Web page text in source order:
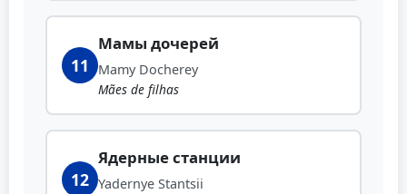
11
Мамы дочерей
Mamy Docherey
Mães de filhas
12
Ядерные станции
Yadernye Stantsii